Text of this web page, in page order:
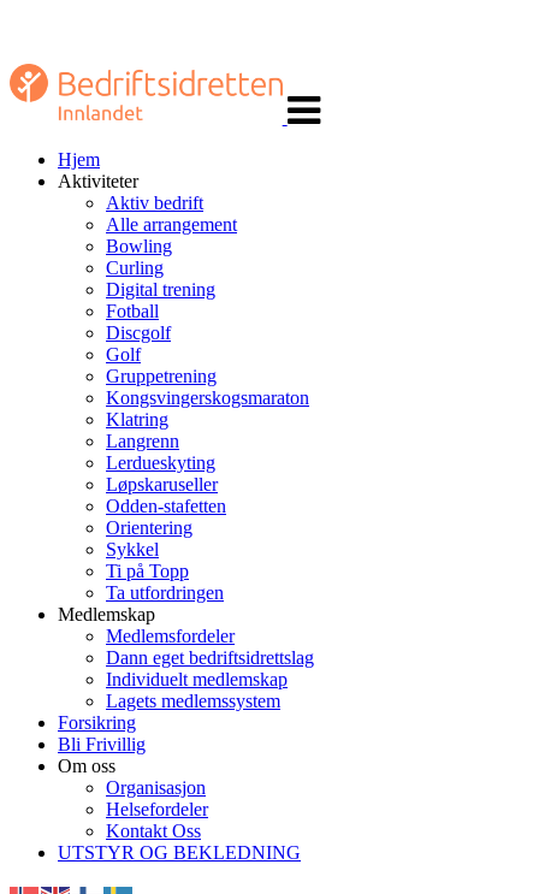
navigasjon
Hjem
Aktiviteter
Aktiv bedrift
Alle arrangement
Bowling
Curling
Digital trening
Fotball
Discgolf
Golf
Gruppetrening
Kongsvingerskogsmaraton
Klatring
Langrenn
Lerdueskyting
Løpskaruseller
Odden-stafetten
Orientering
Sykkel
Ti på Topp
Ta utfordringen
Medlemskap
Medlemsfordeler
Dann eget bedriftsidrettslag
Individuelt medlemskap
Lagets medlemssystem
Forsikring
Bli Frivillig
Om oss
Organisasjon
Helsefordeler
Kontakt Oss
UTSTYR OG BEKLEDNING